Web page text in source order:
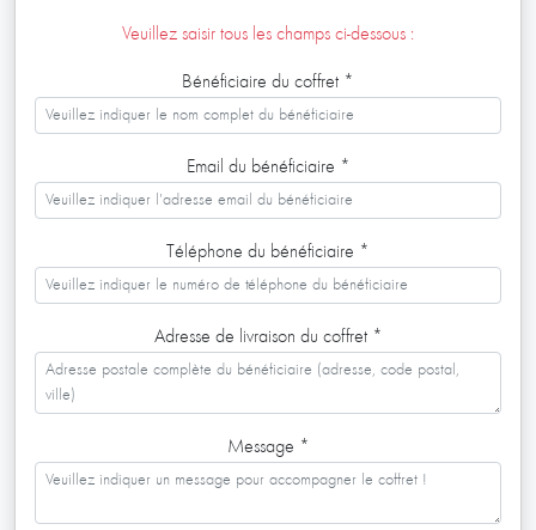
Veuillez saisir tous les champs ci-dessous :
Bénéficiaire du coffret *
Email du bénéficiaire *
Téléphone du bénéficiaire *
Adresse de livraison du coffret *
Message *